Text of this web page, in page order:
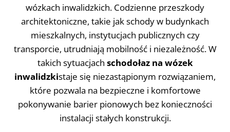
wózkach inwalidzkich. Codzienne przeszkody
architektoniczne, takie jak schody w budynkach
mieszkalnych, instytucjach publicznych czy
transporcie, utrudniają mobilność i niezależność. W
takich sytuacjach schodołaz na wózek
inwalidzkistaje się niezastąpionym rozwiązaniem,
które pozwala na bezpieczne i komfortowe
pokonywanie barier pionowych bez konieczności
instalacji stałych konstrukcji.